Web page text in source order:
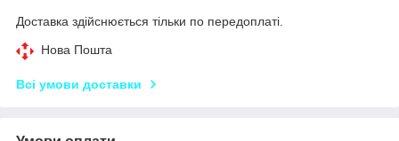
Доставка здійснюється тільки по передоплаті.
Нова Пошта
Всі умови доставки